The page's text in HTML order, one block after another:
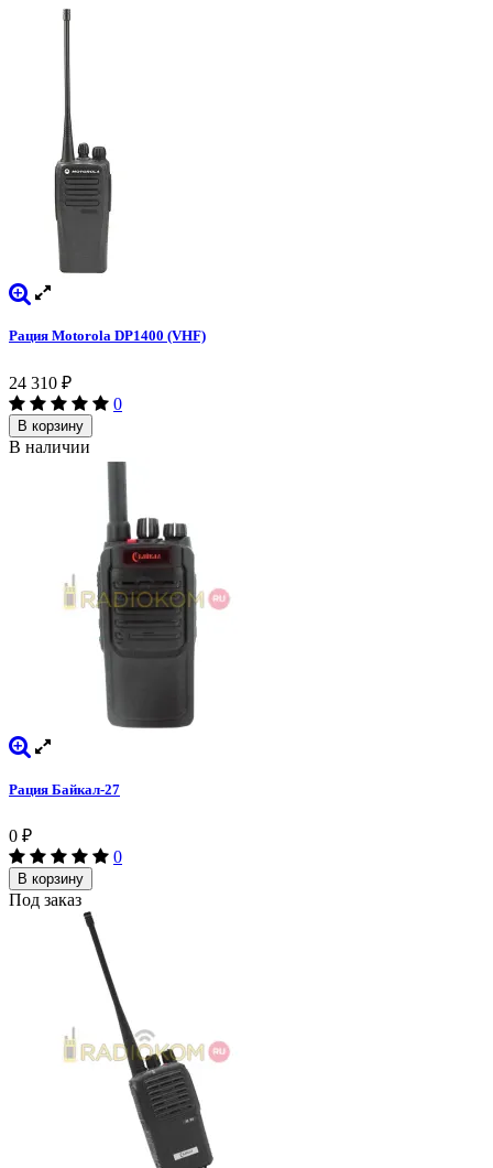
Рация Motorola DP1400 (VHF)
24 310 ₽
0
В корзину
В наличии
Рация Байкал-27
0 ₽
0
В корзину
Под заказ